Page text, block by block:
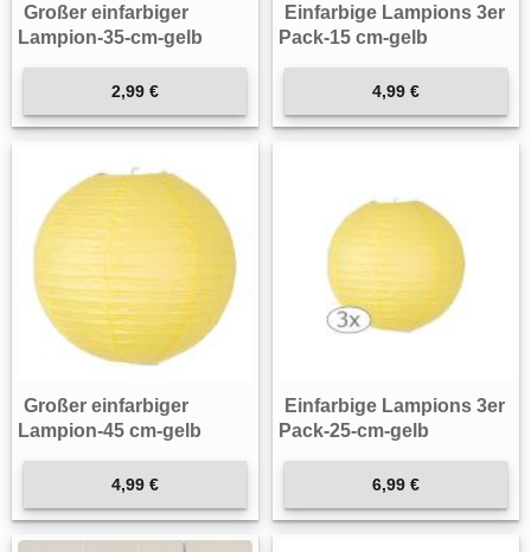
Großer einfarbiger
Lampion-35-cm-gelb
2,99 €
Einfarbige Lampions 3er
Pack-15 cm-gelb
4,99 €
Großer einfarbiger
Lampion-45 cm-gelb
4,99 €
Einfarbige Lampions 3er
Pack-25-cm-gelb
6,99 €